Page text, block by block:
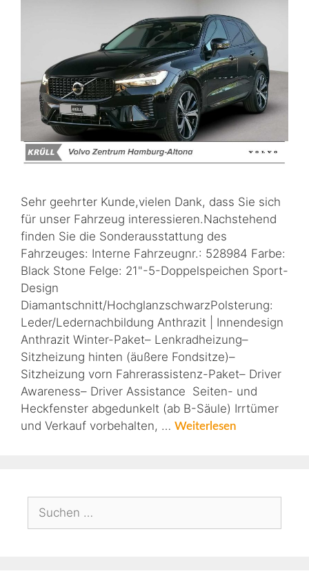
Sehr geehrter Kunde,vielen Dank, dass Sie sich
für unser Fahrzeug interessieren.Nachstehend
finden Sie die Sonderausstattung des
Fahrzeuges: Interne Fahrzeugnr.: 528984 Farbe:
Black Stone Felge: 21"-5-Doppelspeichen Sport-
Design
Diamantschnitt/HochglanzschwarzPolsterung:
Leder/Ledernachbildung Anthrazit | Innendesign
Anthrazit Winter-Paket– Lenkradheizung–
Sitzheizung hinten (äußere Fondsitze)–
Sitzheizung vorn Fahrerassistenz-Paket– Driver
Awareness– Driver Assistance Seiten- und
Heckfenster abgedunkelt (ab B-Säule) Irrtümer
und Verkauf vorbehalten, … Weiterlesen